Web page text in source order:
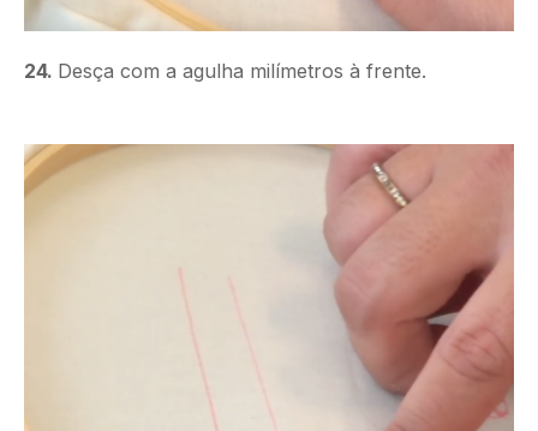
24. Desça com a agulha milímetros à frente.